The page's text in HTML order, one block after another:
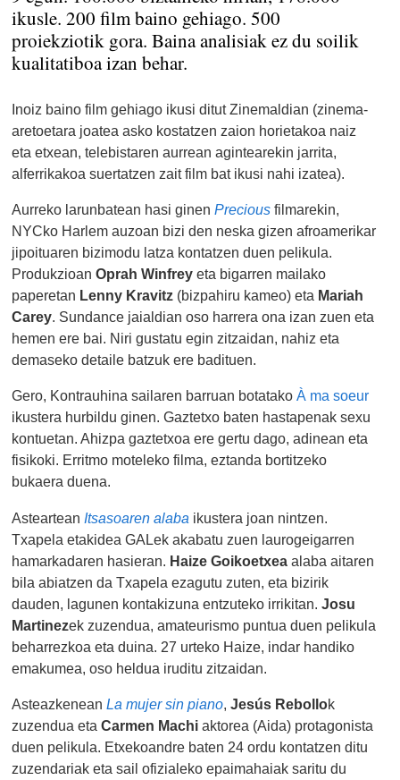
ikusle. 200 film baino gehiago. 500
proiekziotik gora. Baina analisiak ez du soilik
kualitatiboa izan behar.
Inoiz baino film gehiago ikusi ditut Zinemaldian (zinema-
aretoetara joatea asko kostatzen zaion horietakoa naiz
eta etxean, telebistaren aurrean agintearekin jarrita,
alferrikakoa suertatzen zait film bat ikusi nahi izatea).
Aurreko larunbatean hasi ginenPrecious filmarekin,
NYCko Harlem auzoan bizi den neska gizen afroamerikar
jipoituaren bizimodu latza kontatzen duen pelikula.
ProdukzioanOprah Winfrey eta bigarren mailako
paperetan Lenny Kravitz (bizpahiru kameo) eta Mariah
Carey. Sundance jaialdian oso harrera ona izan zuen eta
hemen ere bai. Niri gustatu egin zitzaidan, nahiz eta
demaseko detaile batzuk ere badituen.
Gero, Kontrauhina sailaren barruan botatakoÀ ma soeur
ikustera hurbildu ginen. Gaztetxo baten hastapenak sexu
kontuetan. Ahizpa gaztetxoa ere gertu dago, adinean eta
fisikoki. Erritmo moteleko filma, eztanda bortitzeko
bukaera duena.
Asteartean Itsasoaren alaba ikustera joan nintzen.
Txapela etakidea GALek akabatu zuen laurogeigarren
hamarkadaren hasieran. Haize Goikoetxea alaba aitaren
bila abiatzen da Txapela ezagutu zuten, eta bizirik
dauden, lagunen kontakizuna entzuteko irrikitan.Josu
Martinezek zuzendua, amateurismo puntua duen pelikula
beharrezkoa eta duina. 27 urteko Haize, indar handiko
emakumea, oso heldua iruditu zitzaidan.
AsteazkeneanLa mujer sin piano,Jesús Rebollok
zuzendua etaCarmen Machi aktorea (Aida) protagonista
duen pelikula. Etxekoandre baten 24 ordu kontatzen ditu
zuzendariak eta sail ofizialeko epaimahaiak saritu du